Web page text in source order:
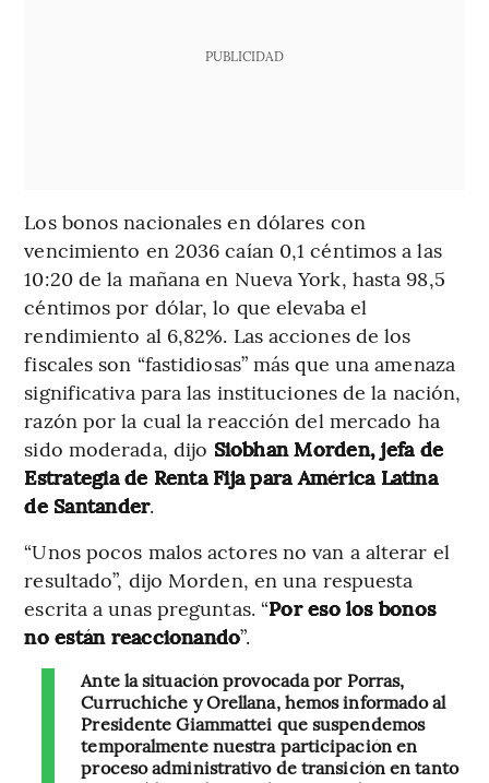
PUBLICIDAD
Los bonos nacionales en dólares con
vencimiento en 2036 caían 0,1 céntimos a las
10:20 de la mañana en Nueva York, hasta 98,5
céntimos por dólar, lo que elevaba el
rendimiento al 6,82%. Las acciones de los
fiscales son “fastidiosas” más que una amenaza
significativa para las instituciones de la nación,
razón por la cual la reacción del mercado ha
sido moderada, dijo Siobhan Morden, jefa de
Estrategia de Renta Fija para América Latina
de Santander.
“Unos pocos malos actores no van a alterar el
resultado”, dijo Morden, en una respuesta
escrita a unas preguntas. “Por eso los bonos
no están reaccionando”.
Ante la situación provocada por Porras,
Curruchiche y Orellana, hemos informado al
Presidente Giammattei que suspendemos
temporalmente nuestra participación en
proceso administrativo de transición en tanto